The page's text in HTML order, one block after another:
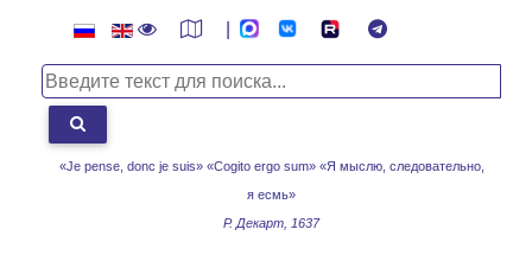
«Je pense, donc je suis» «Cogito ergo sum» «Я мыслю, следовательно,
я есмь»
Р. Декарт, 1637